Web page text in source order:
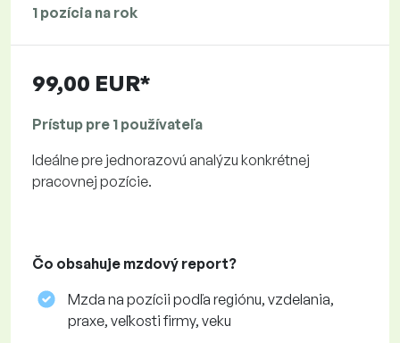
1 pozícia na rok
99,00 EUR*
Prístup pre 1 používateľa
Ideálne pre jednorazovú analýzu konkrétnej
pracovnej pozície.
Čo obsahuje mzdový report?
Mzda na pozícii podľa regiónu, vzdelania,
praxe, veľkosti firmy, veku